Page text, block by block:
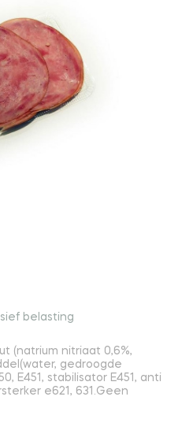
belasting
(natrium nitriaat 0,6%,
gedroogde
E451, stabilisator E451, anti
e621, 631.Geen